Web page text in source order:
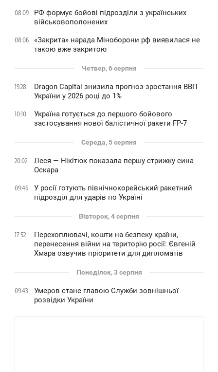
08:09
РФ формує бойові підрозділи з українських
військовополонених
08:06
«Закрита» нарада Міноборони рф виявилася не
такою вже закритою
Четвер, 6 серпня
19:28
Dragon Capital знизила прогноз зростання ВВП
України у 2026 році до 1%
10:10
Україна готується до першого бойового
застосування нової балістичної ракети FP-7
Середа, 5 серпня
20:02
Леся — Нікітюк показала першу стрижку сина
Оскара
09:46
У росії готують північнокорейський ракетний
підрозділ для ударів по Україні
Вівторок, 4 серпня
17:52
Перехоплювачі, кошти на безпеку країни,
перенесення війни на територію росії: Євгеній
Хмара озвучив пріоритети для дипломатів
Понеділок, 3 серпня
09:43
Умеров стане главою Служби зовнішньої
розвідки України